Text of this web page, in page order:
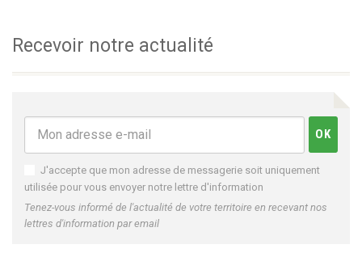
Recevoir notre actualité
J'accepte que mon adresse de messagerie soit uniquement
utilisée pour vous envoyer notre lettre d'information
Tenez-vous informé de l'actualité de votre territoire en recevant nos
lettres d'information par email